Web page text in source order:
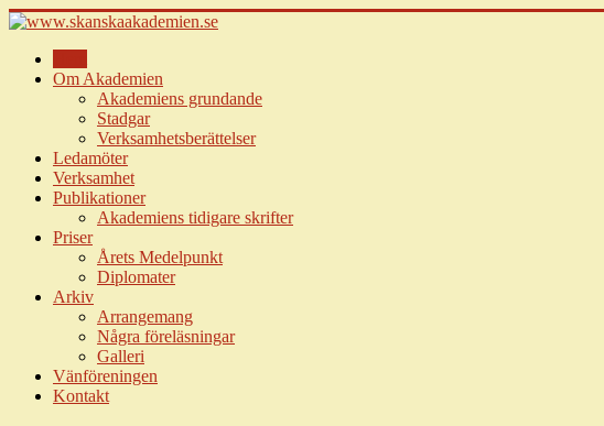
Om Akademien
Akademiens grundande
Stadgar
Verksamhetsberättelser
Ledamöter
Verksamhet
Publikationer
Akademiens tidigare skrifter
Priser
Årets Medelpunkt
Diplomater
Arkiv
Arrangemang
Några föreläsningar
Galleri
Vänföreningen
Kontakt